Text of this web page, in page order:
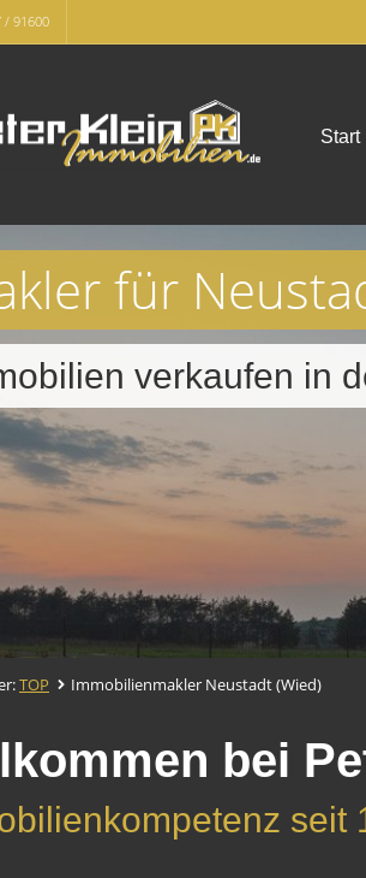
/ 91600
Start
für
verkaufen in
TOP Immobilienmakler Neustadt (Wied)
bei
seit